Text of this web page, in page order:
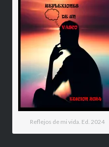
Reflejos de mi vida. Ed. 2024